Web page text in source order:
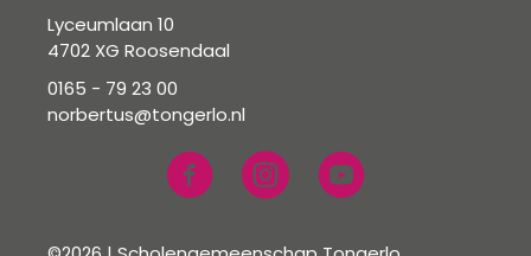
Lyceumlaan 10
4702 XG Roosendaal
0165 - 79 23 00
norbertus@tongerlo.nl